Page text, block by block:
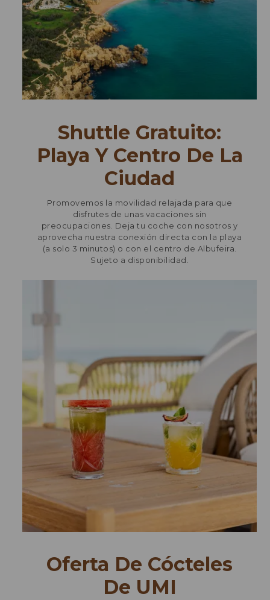
Shuttle Gratuito:
Playa Y Centro De La
Ciudad
Promovemos la movilidad relajada para que
disfrutes de unas vacaciones sin
preocupaciones. Deja tu coche con nosotros y
aprovecha nuestra conexión directa con la playa
(a solo 3 minutos) o con el centro de Albufeira.
Sujeto a disponibilidad.
Oferta De Cócteles
De UMI